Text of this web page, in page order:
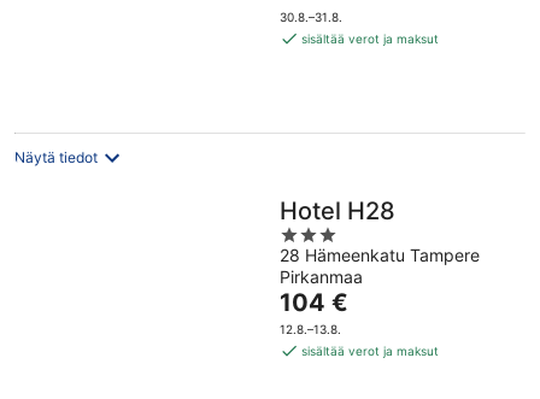
5
on
75 €
30.8.–31.8.
sisältää verot ja maksut
Näytä tiedot
Hotel H28
3
out
of
5
28 Hämeenkatu Tampere
Pirkanmaa
Hinta
on
104 €
104 €
12.8.–13.8.
sisältää verot ja maksut